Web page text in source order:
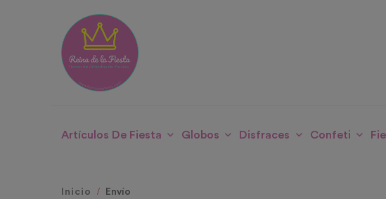
Artículos De Fiesta Globos Disfraces Confeti
Inicio Envío